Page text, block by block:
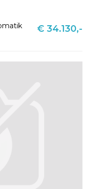
€ 34.130,-